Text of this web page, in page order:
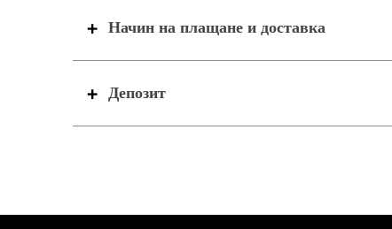
Начин на плащане и доставка
Депозит